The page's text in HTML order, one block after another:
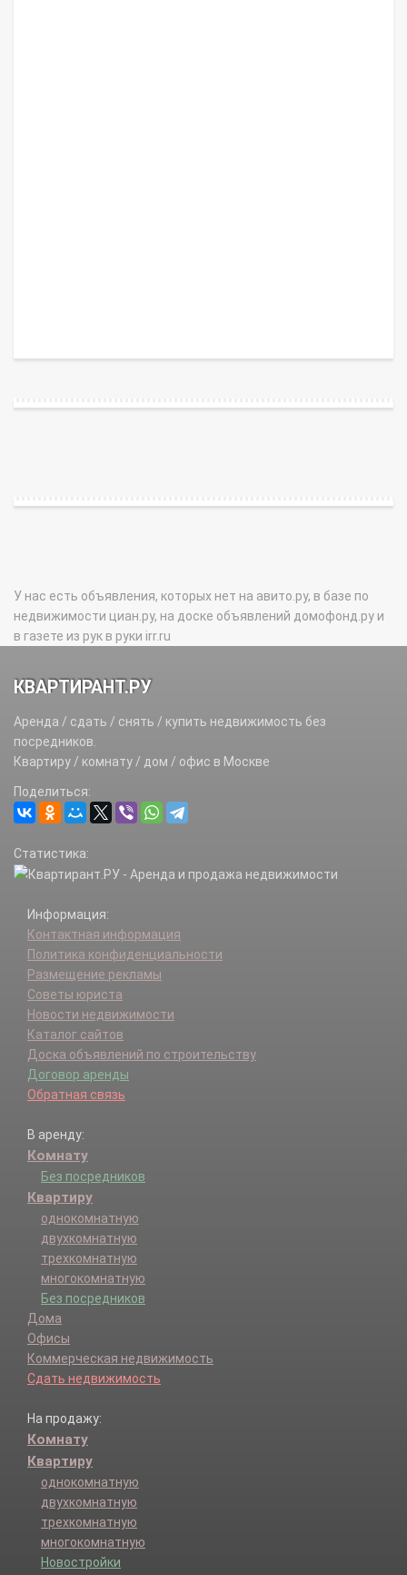
У нас есть объявления, которых нет на авито.ру, в базе по
недвижимости циан.ру, на доске объявлений домофонд.ру и
в газете из рук в руки irr.ru
КВАРТИРАНТ.РУ
Аренда / сдать / снять / купить недвижимость без
посредников.
Квартиру / комнату / дом / офис в Москве
Поделиться:
Статистика:
Информация:
Контактная информация
Политика конфиденциальности
Размещение рекламы
Советы юриста
Новости недвижимости
Каталог сайтов
Доска объявлений по строительству
Договор аренды
Обратная связь
В аренду:
Комнату
Без посредников
Квартиру
однокомнатную
двухкомнатную
трехкомнатную
многокомнатную
Без посредников
Дома
Офисы
Коммерческая недвижимость
Сдать недвижимость
На продажу:
Комнату
Квартиру
однокомнатную
двухкомнатную
трехкомнатную
многокомнатную
Новостройки